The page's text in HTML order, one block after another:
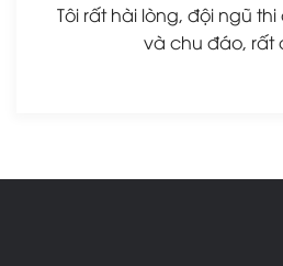
Tôi rất hài lòng, đội ngũ
và chu đáo, rất